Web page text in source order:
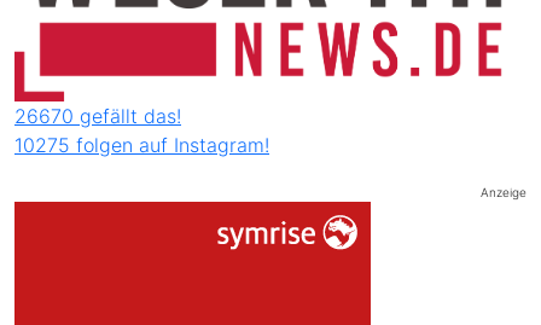
26670 gefällt das!
10275 folgen auf Instagram!
Anzeige